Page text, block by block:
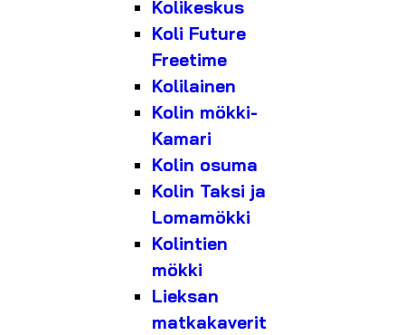
Kolikeskus
Koli Future
Freetime
Kolilainen
Kolin mökki-
Kamari
Kolin osuma
Kolin Taksi ja
Lomamökki
Kolintien
mökki
Lieksan
matkakaverit